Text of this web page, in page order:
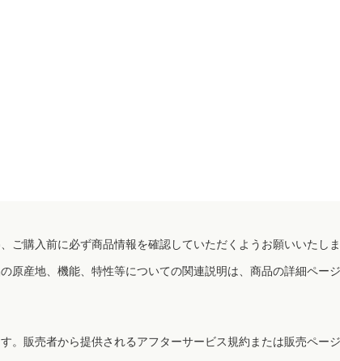
購入前に必ず商品情報を確認していただくようお願いいたしま
原産地、機能、特性等についての関連説明は、商品の詳細ペー
販売者から提供されるアフターサービス規約または販売ペー